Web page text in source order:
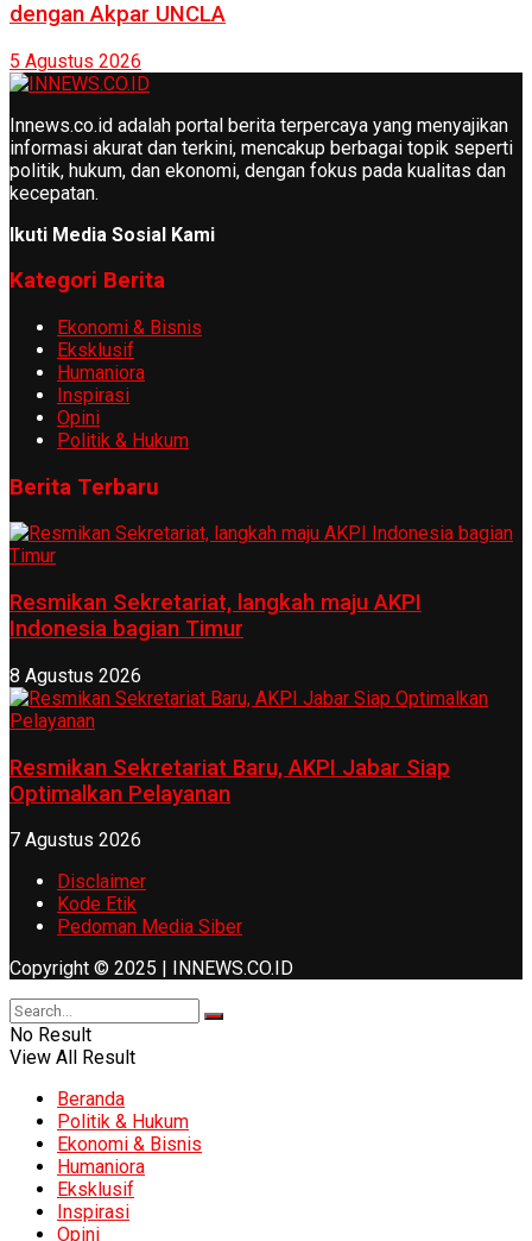
dengan Akpar UNCLA
5 Agustus 2026
Innews.co.id adalah portal berita terpercaya yang menyajikan
informasi akurat dan terkini, mencakup berbagai topik seperti
politik, hukum, dan ekonomi, dengan fokus pada kualitas dan
kecepatan.
Ikuti Media Sosial Kami
Kategori Berita
Ekonomi & Bisnis
Eksklusif
Humaniora
Inspirasi
Opini
Politik & Hukum
Berita Terbaru
Resmikan Sekretariat, langkah maju AKPI
Indonesia bagian Timur
8 Agustus 2026
Resmikan Sekretariat Baru, AKPI Jabar Siap
Optimalkan Pelayanan
7 Agustus 2026
Disclaimer
Kode Etik
Pedoman Media Siber
Copyright © 2025 | INNEWS.CO.ID
No Result
View All Result
Beranda
Politik & Hukum
Ekonomi & Bisnis
Humaniora
Eksklusif
Inspirasi
Opini